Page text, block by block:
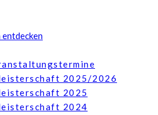
entdecken
2025/2026
2025
2024